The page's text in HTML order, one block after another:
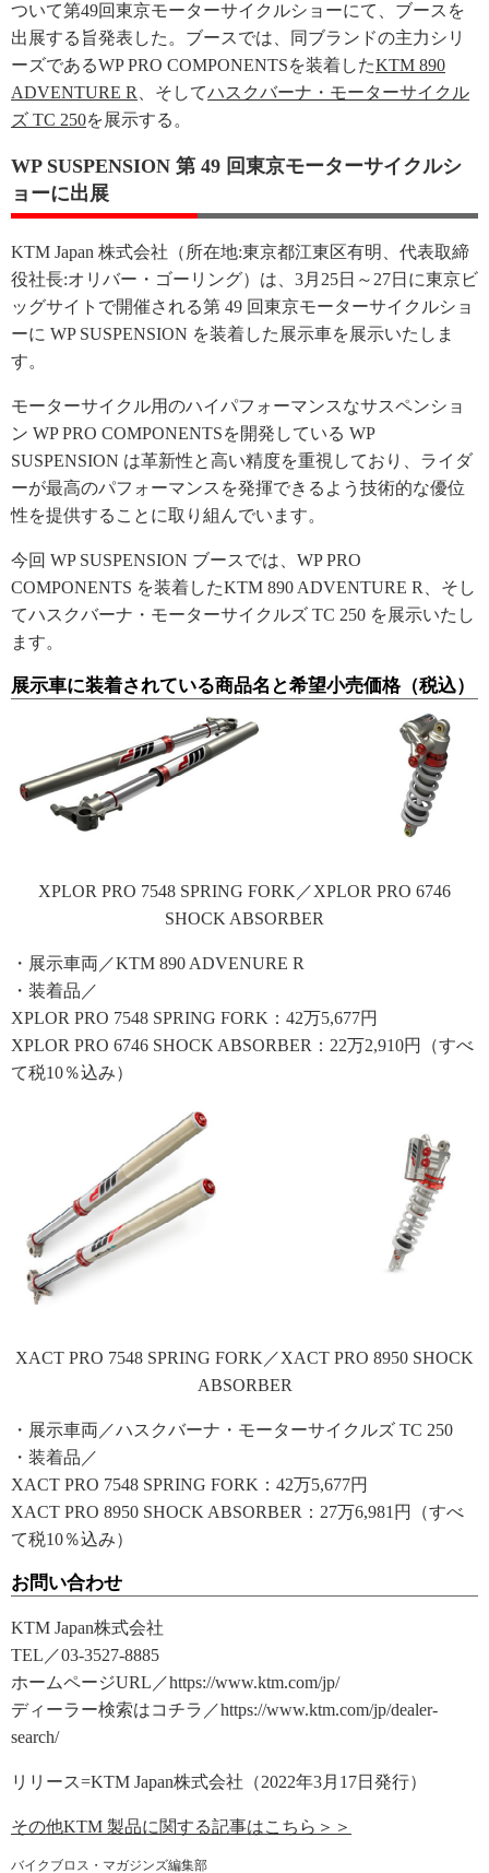
ついて第49回東京モーターサイクルショーにて、ブースを
出展する旨発表した。ブースでは、同ブランドの主力シリ
ーズであるWP PRO COMPONENTSを装着したKTM 890
ADVENTURE R
、そしてハスクバーナ・モーターサイクル
ズ TC 250を展示する。
WP SUSPENSION 第 49 回東京モーターサイクルシ
ョーに出展
KTM Japan 株式会社（所在地:東京都江東区有明、代表取締
役社⻑:オリバー・ゴーリング）は、3月25日～27日に東京ビ
ッグサイトで開催される第 49 回東京モーターサイクルショ
ーに WP SUSPENSION を装着した展示車を展示いたしま
す。
モーターサイクル用のハイパフォーマンスなサスペンショ
ン WP PRO COMPONENTSを開発している WP
SUSPENSION は革新性と高い精度を重視しており、ライダ
ーが最高のパフォーマンスを発揮できるよう技術的な優位
性を提供することに取り組んでいます。
今回 WP SUSPENSION ブースでは、WP PRO
COMPONENTS を装着したKTM 890 ADVENTURE R、そし
てハスクバーナ・モーターサイクルズ TC 250 を展示いたし
ます。
展示車に装着されている商品名と希望小売価格（税込）
XPLOR PRO 7548 SPRING FORK／XPLOR PRO 6746
SHOCK ABSORBER
・展示車両／KTM 890 ADVENURE R
・装着品／
XPLOR PRO 7548 SPRING FORK：42万5,677円
XPLOR PRO 6746 SHOCK ABSORBER：22万2,910円（すべ
て税10％込み）
XACT PRO 7548 SPRING FORK／XACT PRO 8950 SHOCK
ABSORBER
・展示車両／ハスクバーナ・モーターサイクルズ TC 250
・装着品／
XACT PRO 7548 SPRING FORK：42万5,677円
XACT PRO 8950 SHOCK ABSORBER：27万6,981円（すべ
て税10％込み）
お問い合わせ
KTM Japan株式会社
TEL／03-3527-8885
ホームページURL／https://www.ktm.com/jp/
ディーラー検索はコチラ／https://www.ktm.com/jp/dealer-
search/
リリース=KTM Japan株式会社（2022年3月17日発行）
その他KTM 製品に関する記事はこちら＞＞
バイクブロス・マガジンズ編集部